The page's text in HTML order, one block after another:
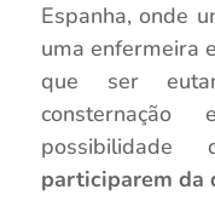
Espanha, onde
uma enfermeira
que ser
participarem da